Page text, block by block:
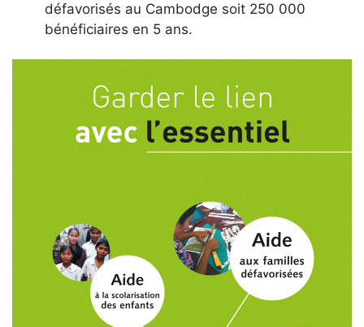
défavorisés au Cambodge soit 250 000
bénéficiaires en 5 ans.